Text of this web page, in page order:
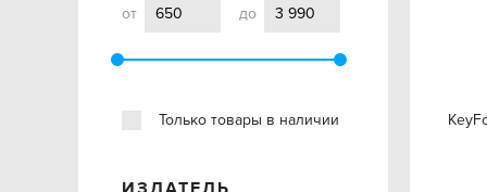
от до
Только товары в наличии